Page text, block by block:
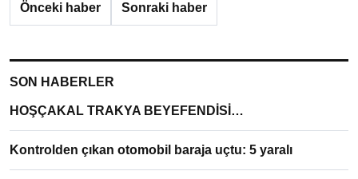
Önceki haber Sonraki haber
SON HABERLER
HOŞÇAKAL TRAKYA BEYEFENDİSİ…
Kontrolden çıkan otomobil baraja uçtu: 5 yaralı